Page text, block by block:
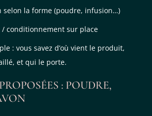
selon la forme (poudre, infusion…)
/ conditionnement sur place
: vous savez d’où vient le produit,
et qui le porte.
: POUDRE,